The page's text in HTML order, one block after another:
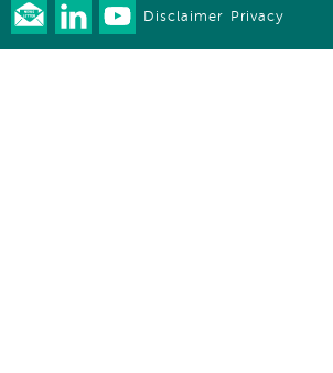
Disclaimer Privacy